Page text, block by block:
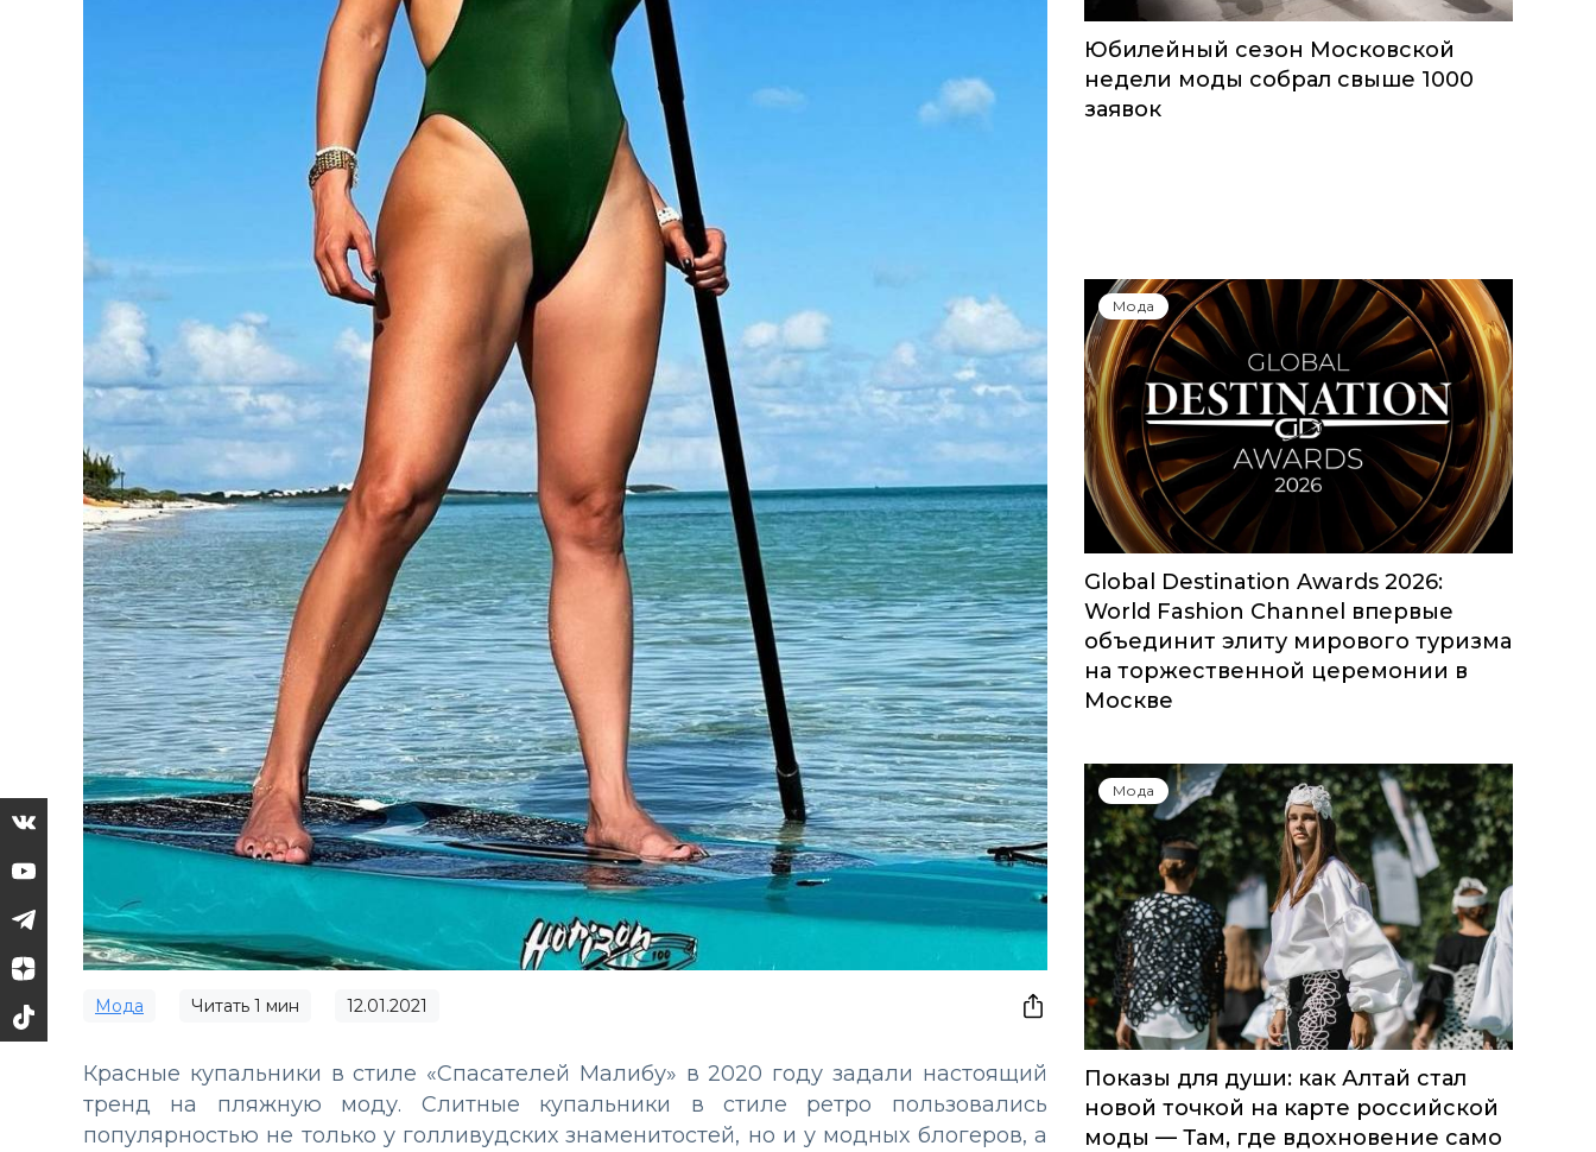
Мода Читать 1 мин 12.01.2021
Красные купальники в стиле «Спасателей Малибу» в 2020 году задали настоящий
тренд на пляжную моду. Слитные купальники в стиле ретро пользовались
популярностью не только у голливудских знаменитостей, но и у модных блогеров, а
Юбилейный сезон Московской
недели моды собрал свыше 1000
заявок
Мода
Global Destination Awards 2026:
World Fashion Channel впервые
объединит элиту мирового туризма
на торжественной церемонии в
Москве
Мода
Показы для души: как Алтай стал
новой точкой на карте российской
моды — Там, где вдохновение само